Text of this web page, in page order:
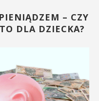
– CZY
DLA DZIECKA?